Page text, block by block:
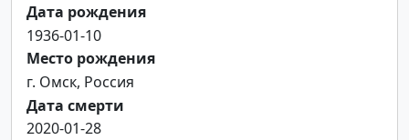
Дата рождения
1936-01-10
Место рождения
г. Омск, Россия
Дата смерти
2020-01-28